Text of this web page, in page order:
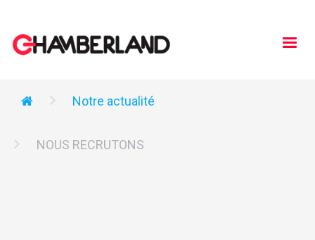
Notre actualité
NOUS RECRUTONS